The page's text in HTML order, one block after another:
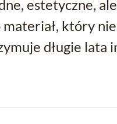
estetyczne,
materiał, który
długie lata
na